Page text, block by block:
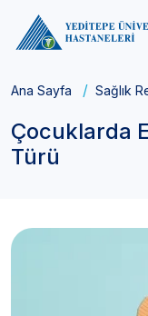
Ana Sayfa Sağlık
Çocuklarda
Türü